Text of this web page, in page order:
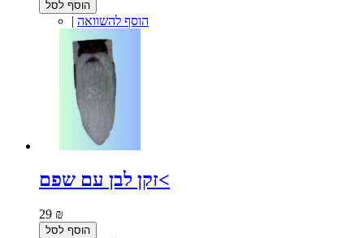
הוסף לסל
| הוסף להשוואה
זקן לבן עם שפם<
29 ₪
הוסף לסל